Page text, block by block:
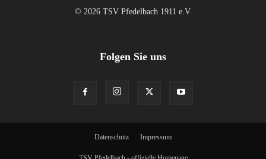
© 2026 TSV Pfedelbach 1911 e.V.
Folgen Sie uns
Datenschutz Impressum